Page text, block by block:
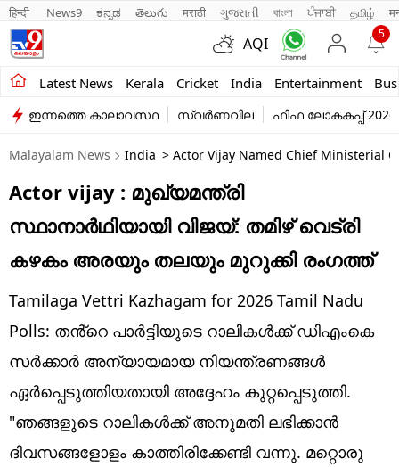
हिन्दी News9 ಕನ್ನಡ తెలుగు मराठी ગુજરાતી বাংলা ਪੰਜਾਬੀ தமிழ்
AQI
5
Latest News Kerala Cricket India Entertainment
Kerala
India
Entertainment
Business
Education
Lifestyle
world
Technology
Religion
ഇന്നത്തെ കാലാവസ്ഥ സ്വർണവില ഫിഫ ലോകകപ്പ് 2026
Malayalam News India > Actor Vijay Named Chief Ministerial
Actor vijay : മുഖ്യമന്ത്രി
സ്ഥാനാർഥിയായി വിജയ്: തമിഴ് വെട്രി
കഴകം അരയും തലയും മുറുക്കി രം​ഗത്ത്
Tamilaga Vettri Kazhagam for 2026 Tamil Nadu
Polls: തൻ്റെ പാർട്ടിയുടെ റാലികൾക്ക് ഡിഎംകെ
സർക്കാർ അന്യായമായ നിയന്ത്രണങ്ങൾ
ഏർപ്പെടുത്തിയതായി അദ്ദേഹം കുറ്റപ്പെടുത്തി.
"ഞങ്ങളുടെ റാലികൾക്ക് അനുമതി ലഭിക്കാൻ
ദിവസങ്ങളോളം കാത്തിരിക്കേണ്ടി വന്നു. മറ്റൊരു